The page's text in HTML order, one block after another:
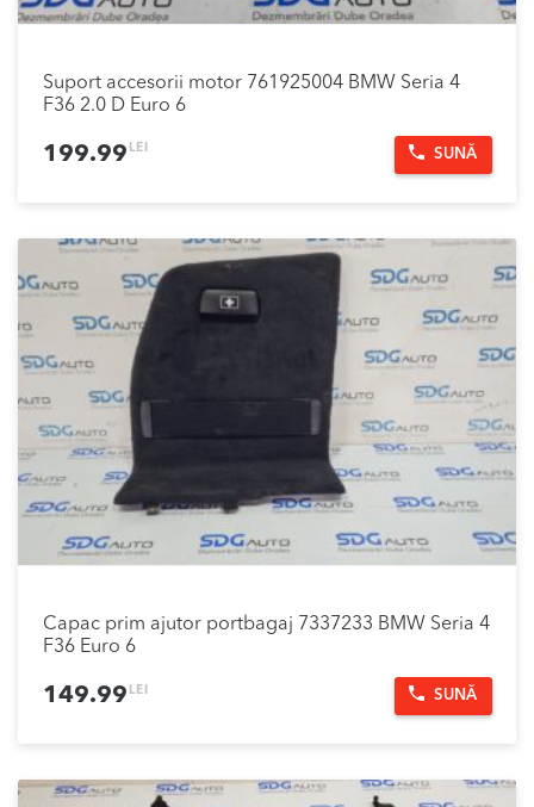
Suport accesorii motor 761925004 BMW Seria 4
F36 2.0 D Euro 6
199.99 LEI SUNĂ
Capac prim ajutor portbagaj 7337233 BMW Seria 4
F36 Euro 6
149.99 LEI SUNĂ